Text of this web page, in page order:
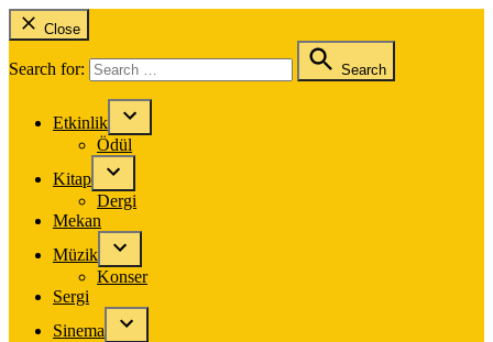
Close
Search for: Search
Etkinlik
Ödül
Kitap
Dergi
Mekan
Müzik
Konser
Sergi
Sinema